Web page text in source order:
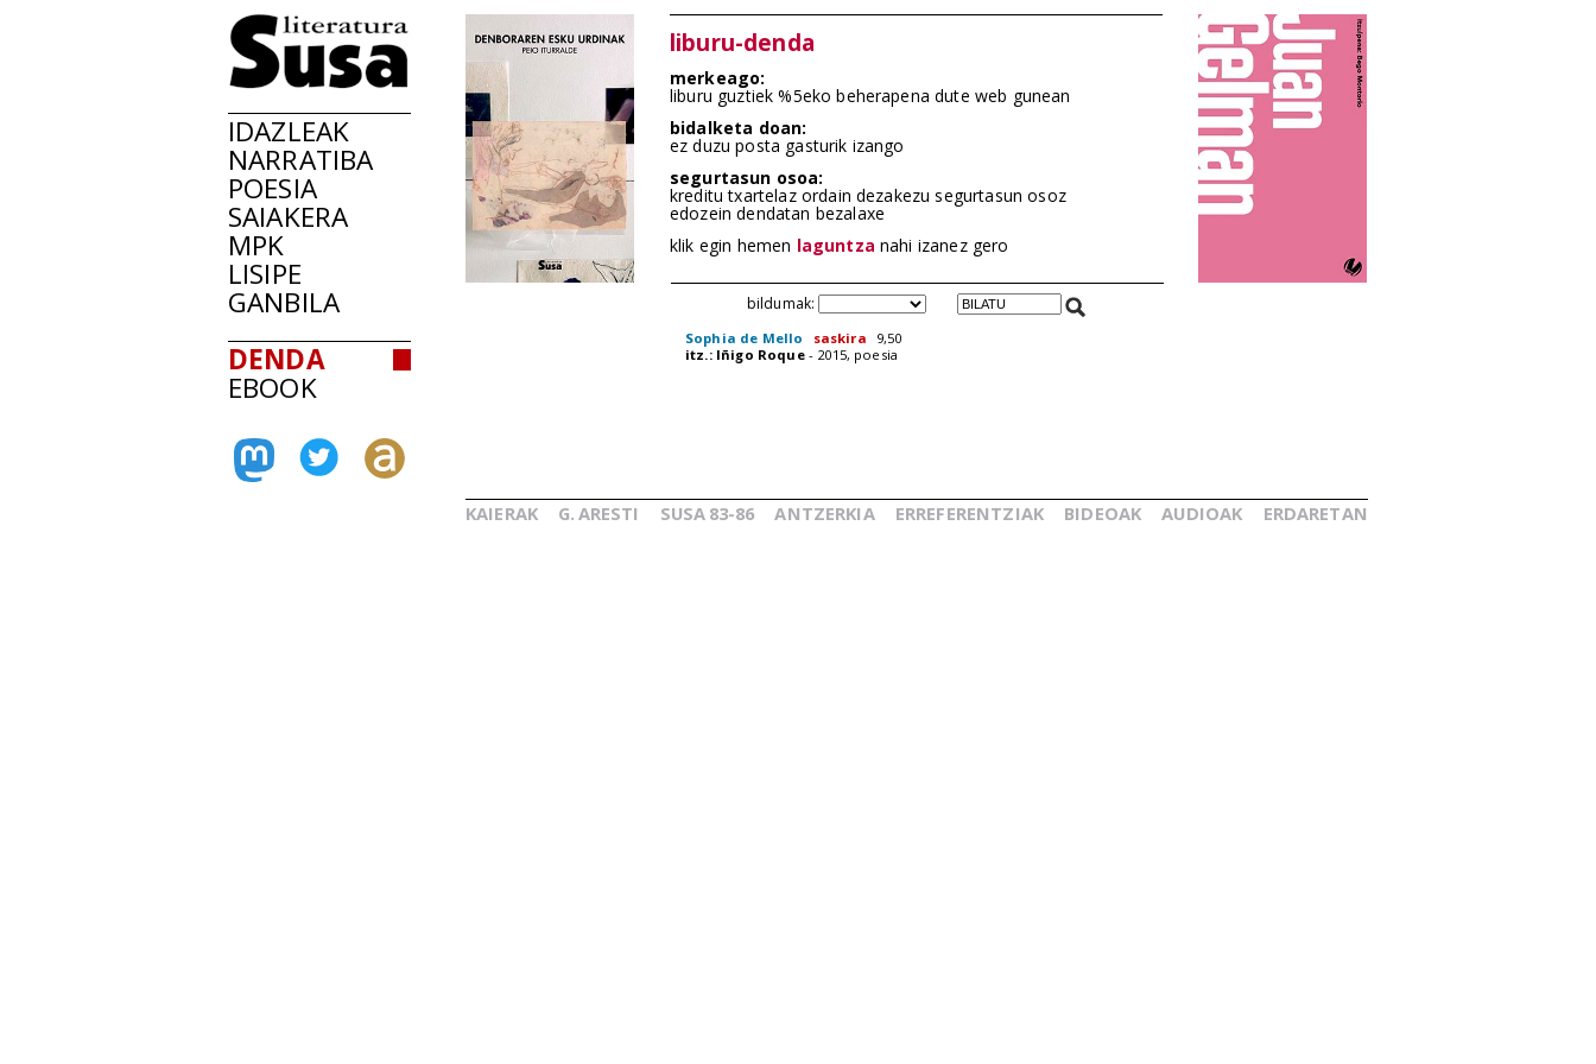
IDAZLEAK
NARRATIBA
POESIA
SAIAKERA
MPK
LISIPE
GANBILA
DENDA
EBOOK
liburu-denda
merkeago:
liburu guztiek %5eko beherapena dute web gunean
bidalketa doan:
ez duzu posta gasturik izango
segurtasun osoa:
kreditu txartelaz ordain dezakezu segurtasun osoz
edozein dendatan bezalaxe
klik egin hemen laguntza nahi izanez gero
bildumak:
Sophia de Mello saskira
9,50
itz.: Iñigo Roque- 2015, poesia
KAIERAK G. ARESTI SUSA 83-86 ANTZERKIA ERREFERENTZIAK BIDEOAK AUDIOAK ERDARETAN